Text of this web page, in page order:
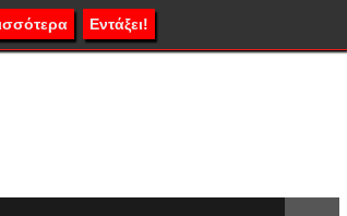
Εντάξει!